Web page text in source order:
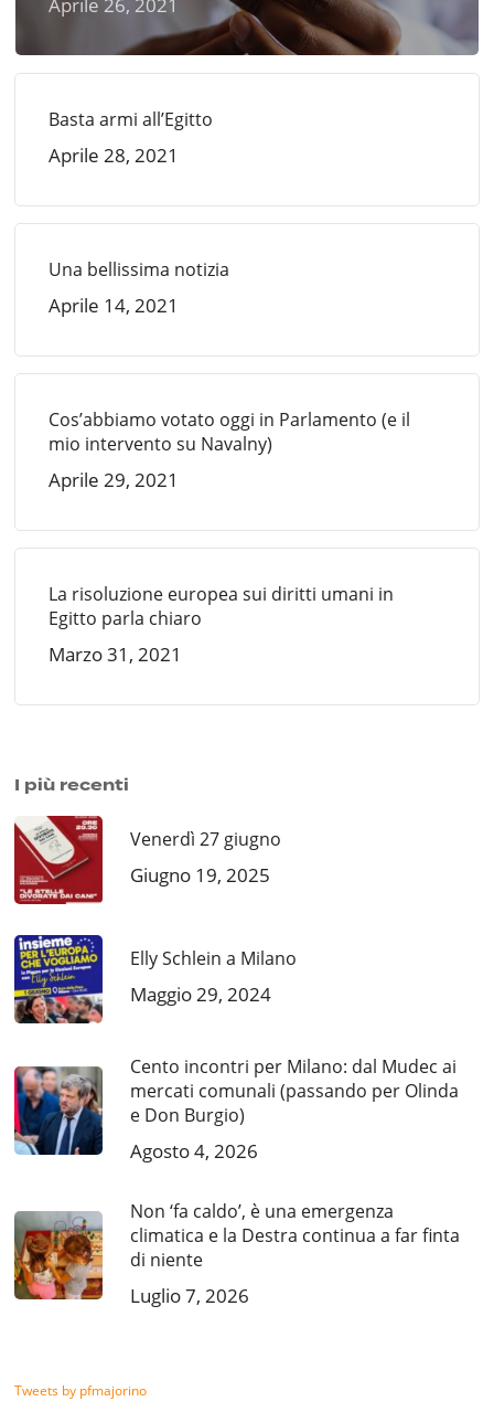
Basta armi all’Egitto
Aprile 28, 2021
Una bellissima notizia
Aprile 14, 2021
Cos’abbiamo votato oggi in Parlamento (e il
mio intervento su Navalny)
Aprile 29, 2021
La risoluzione europea sui diritti umani in
Egitto parla chiaro
Marzo 31, 2021
I più recenti
Venerdì 27 giugno
Giugno 19, 2025
Elly Schlein a Milano
Maggio 29, 2024
Cento incontri per Milano: dal Mudec ai
mercati comunali (passando per Olinda
e Don Burgio)
Agosto 4, 2026
Non ‘fa caldo’, è una emergenza
climatica e la Destra continua a far finta
di niente
Luglio 7, 2026
Tweets by pfmajorino